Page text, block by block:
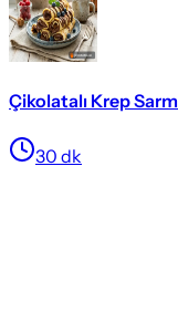
Çikolatalı Krep
30 dk